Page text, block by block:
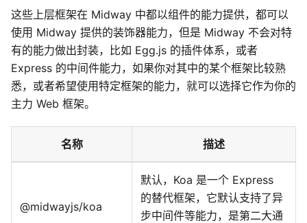
这些上层框架在 Midway 中都以组件的能力提供，都可以
使用 Midway 提供的装饰器能力，但是 Midway 不会对特
有的能力做出封装，比如 Egg.js 的插件体系，或者
Express 的中间件能力，如果你对其中的某个框架比较熟
悉，或者希望使用特定框架的能力，就可以选择它作为你的
主力 Web 框架。
名称 描述
@midwayjs/koa
默认，Koa 是一个 Express
的替代框架，它默认支持了异
步中间件等能力，是第二大通